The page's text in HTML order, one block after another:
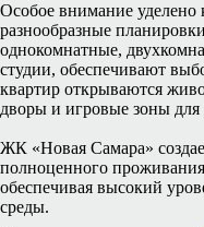
Особое внимание
разнообразные
однокомнатные,
студии, обеспечивают
квартир открываются
дворы и игровые зоны для
ЖК «Новая Самара»
полноценного
обеспечивая высокий
среды.